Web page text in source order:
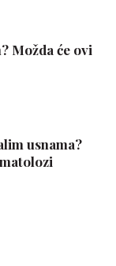
Možda će ovi
usnama?